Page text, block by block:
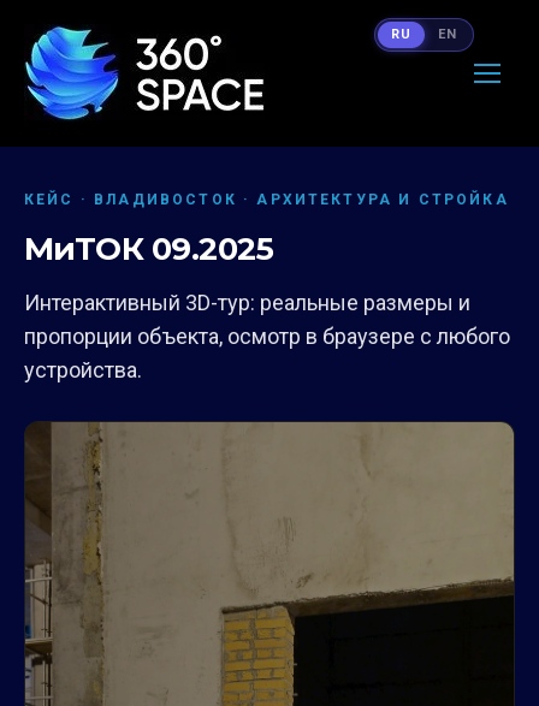
КЕЙС · ВЛАДИВОСТОК · АРХИТЕКТУРА И СТРОЙКА
МиТОК 09.2025
Интерактивный 3D-тур: реальные размеры и
пропорции объекта, осмотр в браузере с любого
устройства.
RU EN